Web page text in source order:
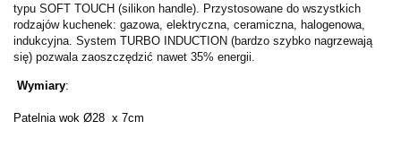
typu SOFT TOUCH (silikon handle). Przystosowane do wszystkich
rodzajów kuchenek: gazowa, elektryczna, ceramiczna, halogenowa,
indukcyjna. System TURBO INDUCTION (bardzo szybko nagrzewają
się) pozwala zaoszczędzić nawet 35% energii.
Wymiary:
Patelnia wok Ø28 x 7cm